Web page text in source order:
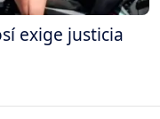
exige justicia